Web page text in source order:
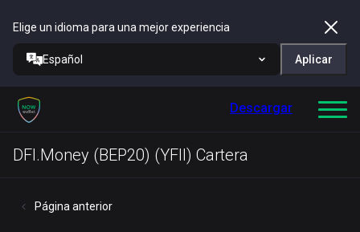
Elige un idioma para una mejor experiencia
Español Aplicar
Descargar
DFI.Money (BEP20) (YFII) Cartera
Página anterior